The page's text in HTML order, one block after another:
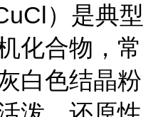
）是典型
化合物，常
白色结晶粉